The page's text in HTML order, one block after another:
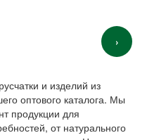
›
и изделий из
оптового каталога. Мы
продукции для
от натурального